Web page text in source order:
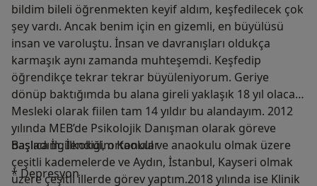
bildim bileli öğrenmekten keyif aldım, keşfedilecek çok
şey vardı. Ancak benim için en gizemli, en büyülüsü
insan ve varoluştu. İnsan ve davranışları oldukça
karmaşık aynı zamanda muhteşemdi. Keşfedip
öğrendikçe tekrar tekrar büyüleniyorum. Geriye
dönüp baktığımda bu alana gireli yaklaşık 18 yıl olacak.
Mesleki olarak fiilen tam 14 yıldır bu alandayım. 2012
yılında MEB’de Psikolojik Danışman olarak göreve
başladım. İlkokul, ortaokul ve anaokulu olmak üzere
çeşitli kademelerde ve Aydın, İstanbul, Kayseri olmak
üzere çeşitli illerde görev yaptım.2018 yılında ise Klinik
Başlıca İlgilendiğim Konular
* Depresyon